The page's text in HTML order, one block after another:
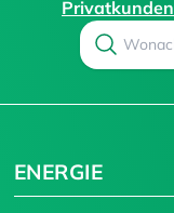
Privatkunden
Search
ENERGIE